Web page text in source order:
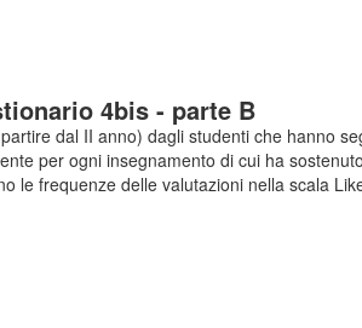
4bis - parte B
dal II anno) dagli studenti che hanno
per ogni insegnamento di cui ha
le frequenze delle valutazioni nella scala